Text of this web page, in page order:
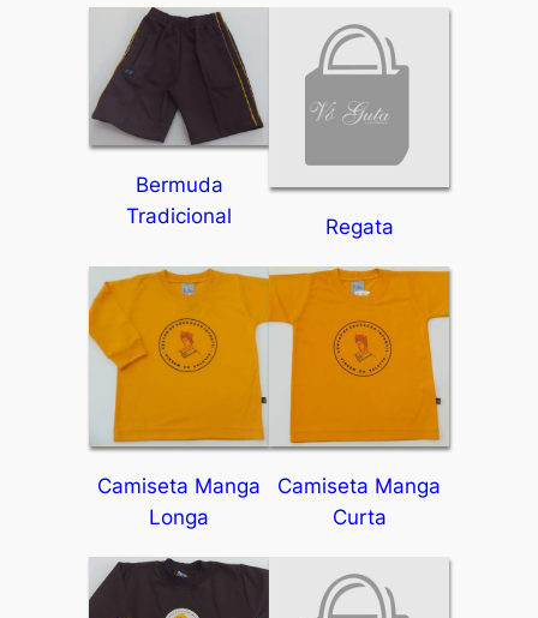
Bermuda
Tradicional
Regata
Camiseta Manga
Longa
Camiseta Manga
Curta